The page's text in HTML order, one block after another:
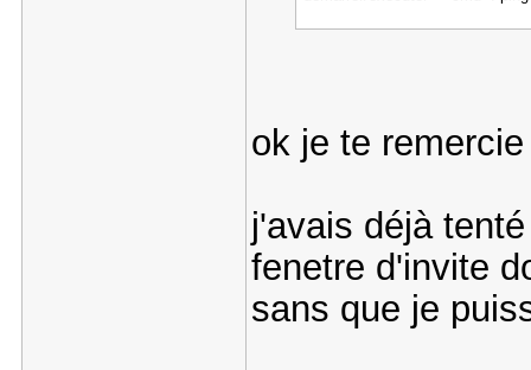
ok je te
j'avais déjà
fenetre d'invite
sans que je